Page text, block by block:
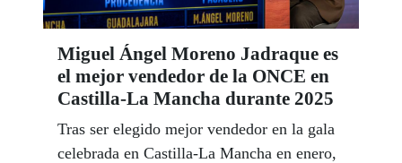
Miguel Ángel Moreno Jadraque es
el mejor vendedor de la ONCE en
Castilla-La Mancha durante 2025
Tras ser elegido mejor vendedor en la gala
celebrada en Castilla-La Mancha en enero,